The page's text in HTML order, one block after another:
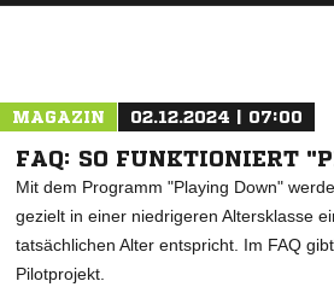
MAGAZIN 02.12.2024 | 07:00
FAQ: SO FUNKTIONIERT
Mit dem Programm "Playing Down"
gezielt in einer niedrigeren Altersklasse
tatsächlichen Alter entspricht. Im FAQ
Pilotprojekt.